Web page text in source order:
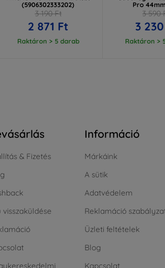
(5906302333202)
3 190 Ft
2 871 Ft
Raktáron > 5 darab
Pro
3 590
3
Raktáron >
& Fizetés
visszaküldése
Információ
Márkáink
A sütik
Adatvédelem
Reklamáció
Üzleti feltételek
Blog
Kapcsolat